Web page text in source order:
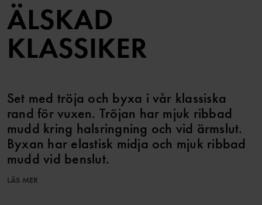
ÄLSKAD
KLASSIKER
Set med tröja och byxa i vår klassiska
rand för vuxen. Tröjan har mjuk ribbad
mudd kring halsringning och vid ärmslut.
Byxan har elastisk midja och mjuk ribbad
mudd vid benslut.
LÄS MER